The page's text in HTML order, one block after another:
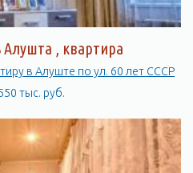
, квартира
в Алуште по ул. 60 лет СССР
тыс. руб.